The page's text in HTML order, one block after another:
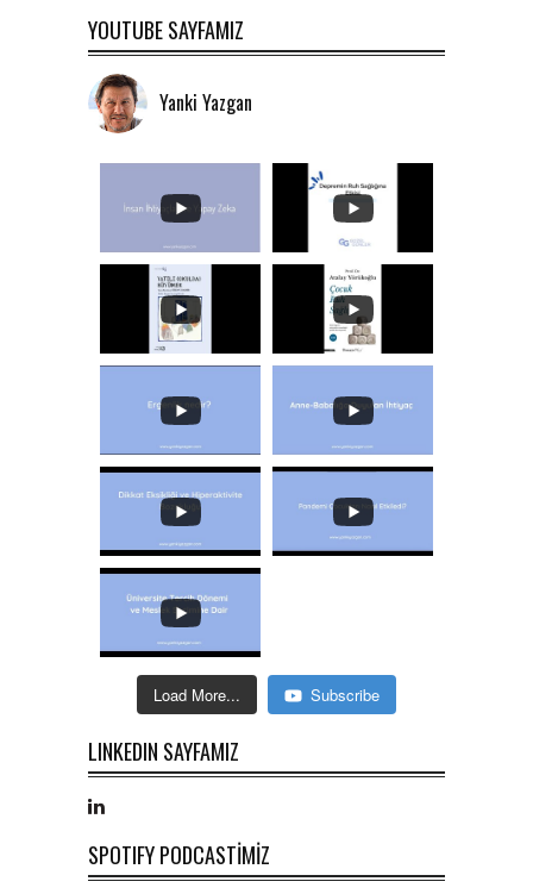
YOUTUBE SAYFAMIZ
Yanki Yazgan
Load More... Subscribe
LINKEDIN SAYFAMIZ
SPOTIFY PODCASTİMİZ